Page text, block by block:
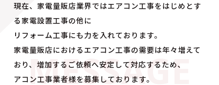
現在、家電量販店業界ではエアコン工事をはじめとす
る家電設置工事の他に
リフォーム工事にも力を入れております。
家電量販店におけるエアコン工事の需要は年々増えて
おり、増加するご依頼へ安定して対応するため、
アコン工事業者様を募集しております。